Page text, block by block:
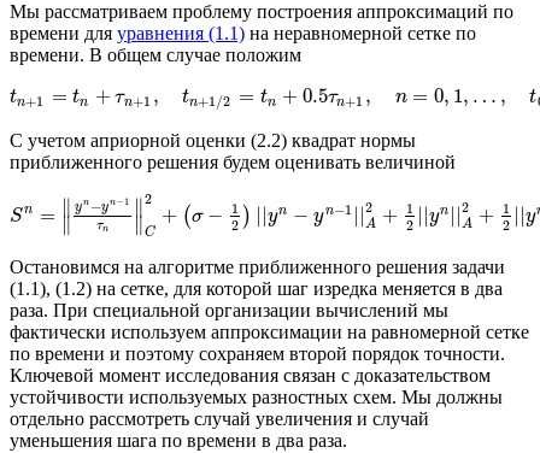
Мы рассматриваем проблему построения аппроксимаций по
времени для уравнения (1.1) на неравномерной сетке по
времени. В общем случае положим
tn+1 = tn + τn+1 , tn+1/2 = tn + 0.5τn+1 , n = 0, 1, … , t
С учетом априорной оценки (2.2) квадрат нормы
приближенного решения будем оценивать величиной
Sn = ∥
yn −yn−1
τn ∥
2
C
+ (σ −
1
2 ) yn − yn−1 ||2
A +
1
2
yn ||2
A +
1
2
y
Остановимся на алгоритме приближенного решения задачи
(1.1), (1.2) на сетке, для которой шаг изредка меняется в два
раза. При специальной организации вычислений мы
фактически используем аппроксимации на равномерной сетке
по времени и поэтому сохраняем второй порядок точности.
Ключевой момент исследования связан с доказательством
устойчивости используемых разностных схем. Мы должны
отдельно рассмотреть случай увеличения и случай
уменьшения шага по времени в два раза.